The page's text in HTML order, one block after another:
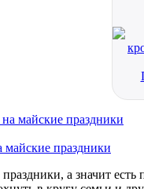
майские праздники
а значит есть